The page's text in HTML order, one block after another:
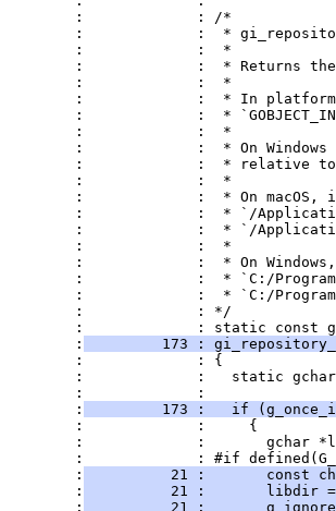
:             : /*
:             :  *
:             :  *
:             :  * Returns
:             :  *
:             :  * In
:             :  *
:             :  *
:             :  * On
:             :  * relative
:             :  *
:             :  * On macOS,
:             :  * `/
:             :  * `/
:             :  *
:             :  * On
:             :  * `C:/
:             :  * `C:/
:             : */
:             : static const
:
173 :
:             : {
:             :   static
:             :
:
173 :   if
:             :     {
:             :       gchar
:             : #if
:
21 :       const
:
21 :       libdir
:
21 :